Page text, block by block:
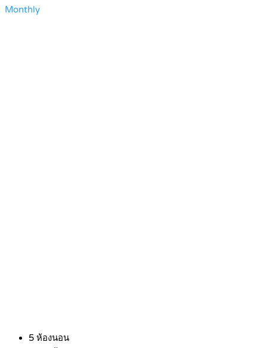
Monthly
5 ห้องนอน